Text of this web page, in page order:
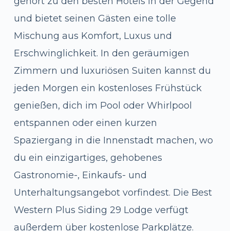
und bietet seinen Gästen eine tolle
Mischung aus Komfort, Luxus und
Erschwinglichkeit. In den geräumigen
Zimmern und luxuriösen Suiten kannst du
jeden Morgen ein kostenloses Frühstück
genießen, dich im Pool oder Whirlpool
entspannen oder einen kurzen
Spaziergang in die Innenstadt machen, wo
du ein einzigartiges, gehobenes
Gastronomie-, Einkaufs- und
Unterhaltungsangebot vorfindest. Die Best
Western Plus Siding 29 Lodge verfügt
außerdem über kostenlose Parkplätze.